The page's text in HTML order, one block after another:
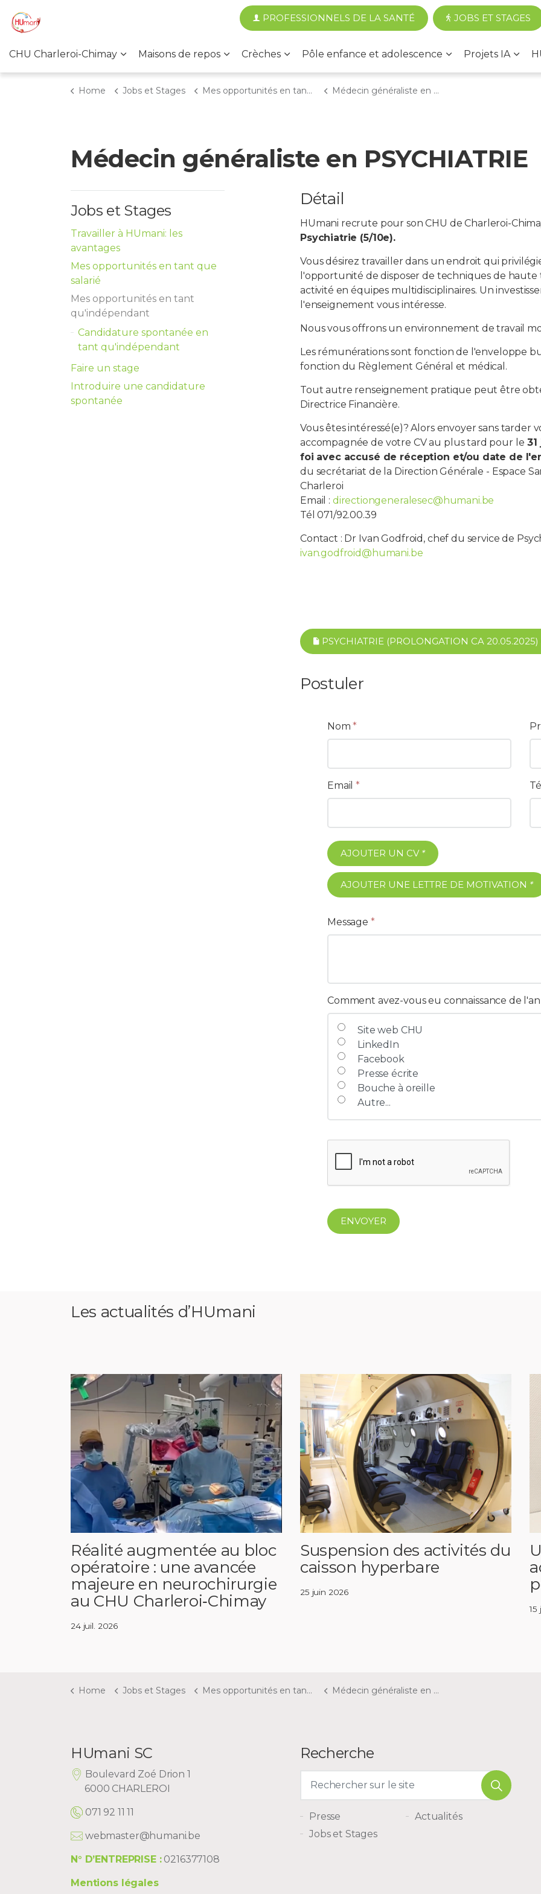
Accéder au contenu principal
CHU Charleroi-Chimay Maisons de repos Crèches Pôle enfance et adolescence Projets IA
PROFESSIONNELS DE LA SANTÉ JOBS ET STAGES
Home Jobs et Stages Mes opportunités en tant qu'indépendant Médecin généraliste en PSYCHIATRIE (1)
Médecin généraliste en PSYCHIATRIE
Détail
HUmani recrute pour son CHU de Charleroi-
Psychiatrie (5/10e).
Vous désirez travailler dans un endroit qui
l'opportunité de disposer de techniques de
activité en équipes multidisciplinaires. Un
l'enseignement vous intéresse.
Nous vous offrons un environnement de travail
Les rémunérations sont fonction de l'enveloppe
fonction du Règlement Général et médical.
Tout autre renseignement pratique peut être
Directrice Financière.
Vous êtes intéressé(e)? Alors envoyer sans
accompagnée de votre CV au plus tard pour le
foi avec accusé de réception et/ou date de
du secrétariat de la Direction Générale - Espace
Charleroi
Email : directiongeneralesec@humani.be
Tél 071/92.00.39
Contact : Dr Ivan Godfroid, chef du service de
ivan.godfroid@humani.be
PSYCHIATRIE (PROLONGATION CA 20.05.2025)
Postuler
Nom *
Email *
AJOUTER UN CV *
AJOUTER UNE LETTRE DE MOTIVATION *
Message *
Comment avez-vous eu connaissance de
Site web CHU
LinkedIn
Facebook
Presse écrite
Bouche à oreille
Autre...
ENVOYER
Jobs et Stages
Travailler à HUmani: les
avantages
Mes opportunités en tant que
salarié
Mes opportunités en tant
qu'indépendant
Candidature spontanée en
tant qu'indépendant
Faire un stage
Introduire une candidature
spontanée
Les actualités d’HUmani
Réalité augmentée au bloc
opératoire : une avancée
majeure en neurochirurgie
au CHU Charleroi‑Chimay
24 juil. 2026
Suspension des activités du
caisson hyperbare
25 juin 2026
15
Home Jobs et Stages Mes opportunités en tant qu'indépendant Médecin généraliste en PSYCHIATRIE (1)
HUmani SC
Boulevard Zoé Drion 1
6000 CHARLEROI
071 92 11 11
webmaster@humani.be
N° D’ENTREPRISE :0216377108
Mentions légales
Recherche
Presse
Actualités
Jobs et Stages